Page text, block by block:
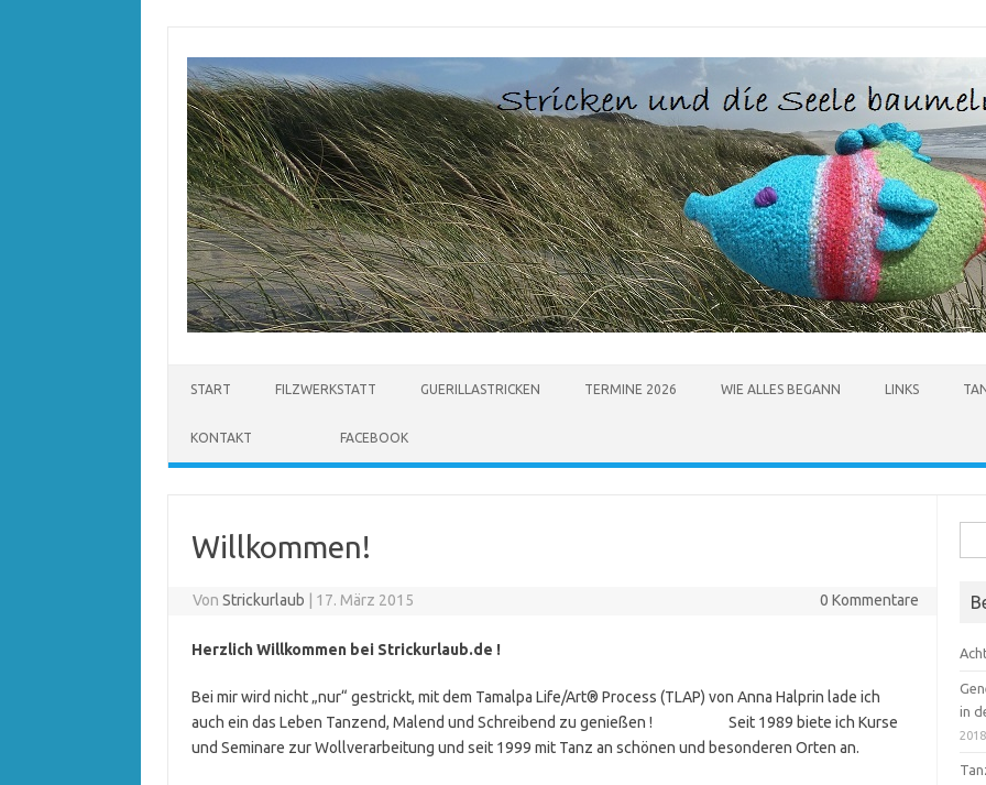
springen
START FILZWERKSTATT GUERILLASTRICKEN TERMINE 2026 WIE ALLES BEGANN LINKS
KONTAKT FACEBOOK
Willkommen!
VonStrickurlaub 17. März 2015 0 Kommentare
Herzlich Willkommen bei Strickurlaub.de !
Bei mir wird nicht „nur“ gestrickt, mit dem Tamalpa Life/Art® Process (TLAP) von Anna Halprin lade ich
auch ein das Leben Tanzend, Malend und Schreibend zu genießen ! Seit 1989 biete ich Kurse
und Seminare zur Wollverarbeitung und seit 1999 mit Tanz an schönen und besonderen Orten an.
in
2018